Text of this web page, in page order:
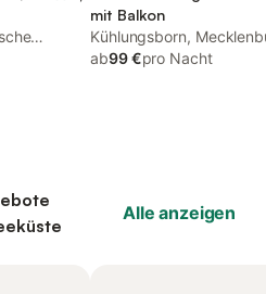
mit Balkon
Kühlungsborn,
Ostseeküste
ab99 €pro Nacht
Alle anzeigen